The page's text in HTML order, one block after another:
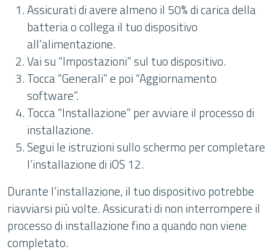
Assicurati di avere almeno il 50% di carica della
batteria o collega il tuo dispositivo
all’alimentazione.
Vai su “Impostazioni” sul tuo dispositivo.
Tocca “Generali” e poi “Aggiornamento
software”.
Tocca “Installazione” per avviare il processo di
installazione.
Segui le istruzioni sullo schermo per completare
l’installazione di iOS 12.
Durante l’installazione, il tuo dispositivo potrebbe
riavviarsi più volte. Assicurati di non interrompere il
processo di installazione fino a quando non viene
completato.